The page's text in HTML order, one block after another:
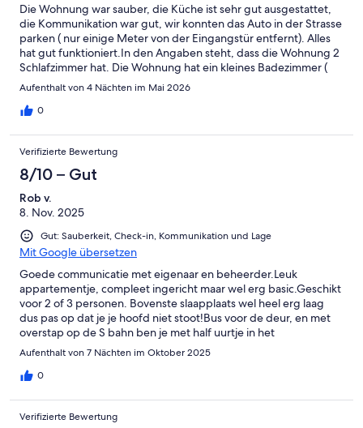
Die Wohnung war sauber, die Küche ist sehr gut ausgestattet,
die Kommunikation war gut, wir konnten das Auto in der Strasse
parken ( nur einige Meter von der Eingangstür entfernt). Alles
hat gut funktioniert.In den Angaben steht, dass die Wohnung 2
Schlafzimmer hat. Die Wohnung hat ein kleines Badezimmer (
mit Dusche) , eine gut ausgestatte Küche wo man auch essen
noch ein anderes Zimmer. Da steht eine (Schlaf)Bank . Dort gibt
weitere Personen schlafen. Nur kleine Kinder können da gerade
stehen. Die Decke ist sehr niedrig.Für uns war das kein
Problem..aber es wäre gut das in der Beschreibung zu
erwähnen.Wohnung ist trotzdem sicherlich empfehlenswert!
Aufenthalt von 4 Nächten im Mai 2026
0
Verifizierte Bewertung
8/10 – Gut
Rob v.
8. Nov. 2025
Gut: Sauberkeit, Check-in, Kommunikation und Lage
Mit Google übersetzen
Goede communicatie met eigenaar en beheerder.Leuk
appartementje, compleet ingericht maar wel erg basic.Geschikt
voor 2 of 3 personen. Bovenste slaapplaats wel heel erg laag
dus pas op dat je je hoofd niet stoot!Bus voor de deur, en met
overstap op de S bahn ben je met half uurtje in het
centrum.Kleine supermarktjes vlakbij, grote Lidl ongeveer 20
Aufenthalt von 7 Nächten im Oktober 2025
0
Verifizierte Bewertung